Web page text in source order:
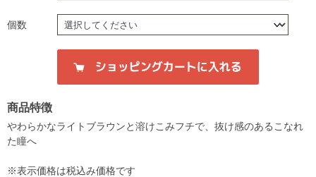
個数
商品特徴
やわらかなライトブラウンと溶けこみフチで、抜け感のあるこなれ
た瞳へ
※表示価格は税込み価格です